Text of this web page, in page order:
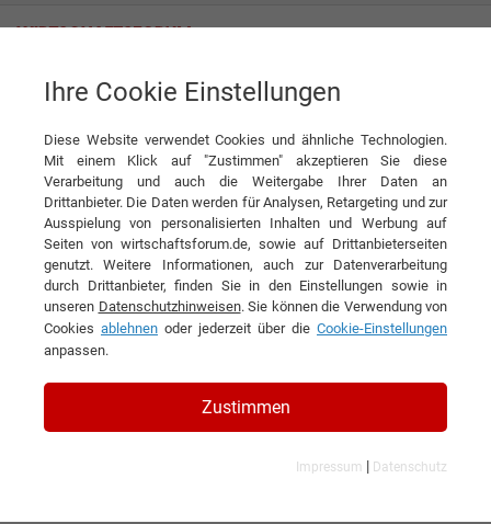
Ducati Motor Deutschland GmbH
Interview Ducati Motor Deutschland GmbH
DIESEN ARTIKEL EMPFEHLEN
Mit höherer Qualität und noch
mehr Service Erwartungen
übertreffen
Interview mit Michael Schlabitz,
Ihre Cookie Einstellungen
Diese Website verwendet Cookies und ähnliche Technologien.
Mit einem Klick auf "Zustimmen" akzeptieren Sie diese
Verarbeitung und auch die Weitergabe Ihrer Daten an
Drittanbieter. Die Daten werden für Analysen, Retargeting und zur
Ausspielung von personalisierten Inhalten und Werbung auf
Seiten von wirtschaftsforum.de, sowie auf Drittanbieterseiten
genutzt. Weitere Informationen, auch zur Datenverarbeitung
durch Drittanbieter, finden Sie in den Einstellungen sowie in
unseren Datenschutzhinweisen. Sie können die Verwendung von
Cookies ablehnen oder jederzeit über die Cookie-Einstellungen
anpassen.
Zustimmen
Impressum | Datenschutz